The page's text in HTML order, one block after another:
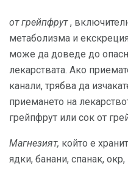
от грейпфрут,
метаболизма и
може да доведе до
лекарствата. Ако
канали, трябва да
приемането на
грейпфрут или сок от
Магнезият, който е
ядки, банани, спанак,